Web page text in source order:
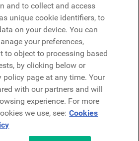
and to collect and access
unique cookie identifiers, to
on your device. You can
your preferences,
to object to processing based
by clicking below or
page at any time. Your
with our partners and will
experience. For more
we use, see: Cookies